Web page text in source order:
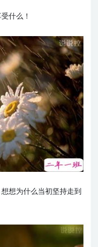
什么！
为什么当初坚持走到